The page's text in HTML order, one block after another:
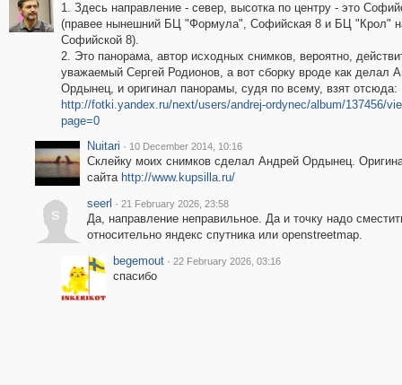
1. Здесь направление - север, высотка по центру - это
(правее нынешний БЦ "Формула", Софийская 8 и БЦ "Крол"
Софийской 8).
2. Это панорама, автор исходных снимков, вероятно,
уважаемый Сергей Родионов, а вот сборку вроде как делал
Ордынец, и оригинал панорамы, судя по всему, взят отсюда:
http://fotki.yandex.ru/next/users/andrej-ordynec/album/137456/
page=0
Nuitari · 10 December 2014, 10:16
Склейку моих снимков сделал Андрей Ордынец.
сайта http://www.kupsilla.ru/
s
seerl · 21 February 2026, 23:58
Да, направление неправильное. Да и точку надо
относительно яндекс спутника или openstreetmap.
begemout · 22 February 2026, 03:16
спасибо